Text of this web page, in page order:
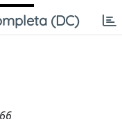
(DC)